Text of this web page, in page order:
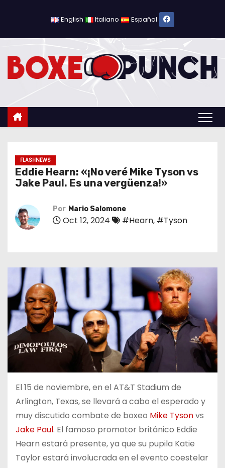
l
English Italiano Español
FLASHNEWS
Eddie Hearn: «¡No veré Mike Tyson vs
Jake Paul. Es una vergüenza!»
Por Mario Salomone
Oct 12, 2024 #Hearn, #Tyson
El 15 de noviembre, en el AT&T Stadium de
Arlington, Texas, se llevará a cabo el esperado y
muy discutido combate de boxeo Mike Tysonvs
Jake Paul. El famoso promotor británico Eddie
Hearn estará presente, ya que su pupila Katie
Taylor estará involucrada en el evento coestelar